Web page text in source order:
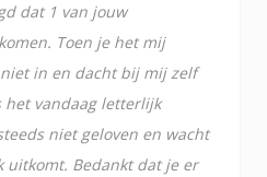
dat 1 van jouw
Toen je het mij
in en dacht bij mij zelf
het vandaag letterlijk
niet geloven en wacht
uitkomt. Bedankt dat je er